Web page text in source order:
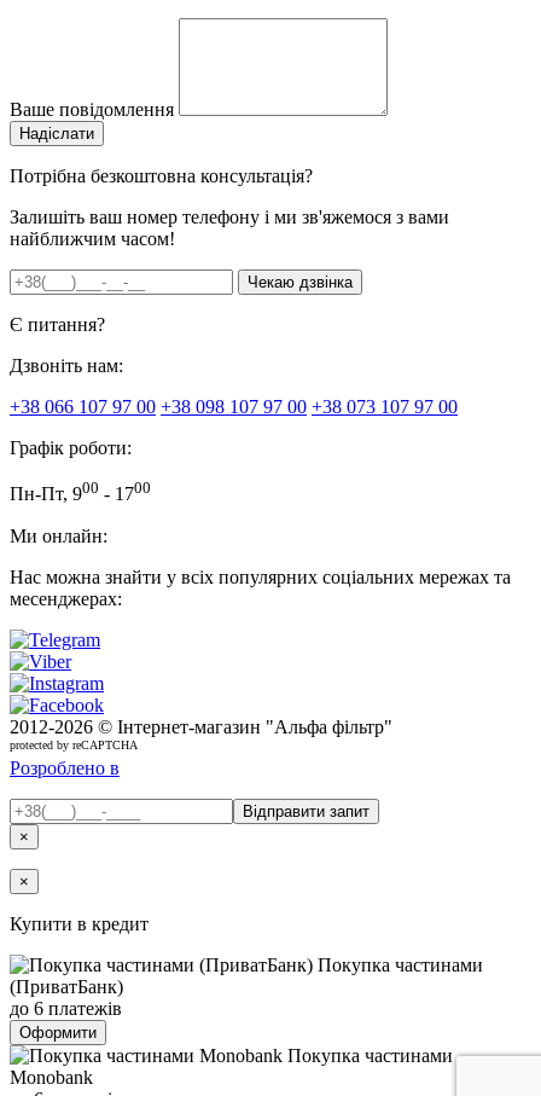
Ваше повідомлення
Потрібна безкоштовна консультація?
Залишіть ваш номер телефону і ми зв'яжемося з вами
найближчим часом!
Є питання?
Дзвоніть нам:
+38 066 107 97 00 +38 098 107 97 00 +38 073 107 97 00
Графік роботи:
Пн-Пт, 900 - 1700
Ми онлайн:
Нас можна знайти у всіх популярних соціальних мережах та
месенджерах:
2012-2026 © Інтернет-магазин "Альфа фільтр"
protected by reCAPTCHA
Розроблено в
×
×
Купити в кредит
Покупка частинами
(ПриватБанк)
до 6 платежів
Оформити
Покупка частинами
Monobank